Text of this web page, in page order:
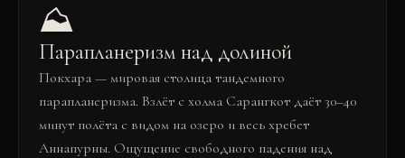
⛰️
Парапланеризм над долиной
Покхара — мировая столица тандемного
парапланеризма. Взлёт с холма Сарангкот даёт 30–40
минут полёта с видом на озеро и весь хребет
Аннапурны. Ощущение свободного падения над